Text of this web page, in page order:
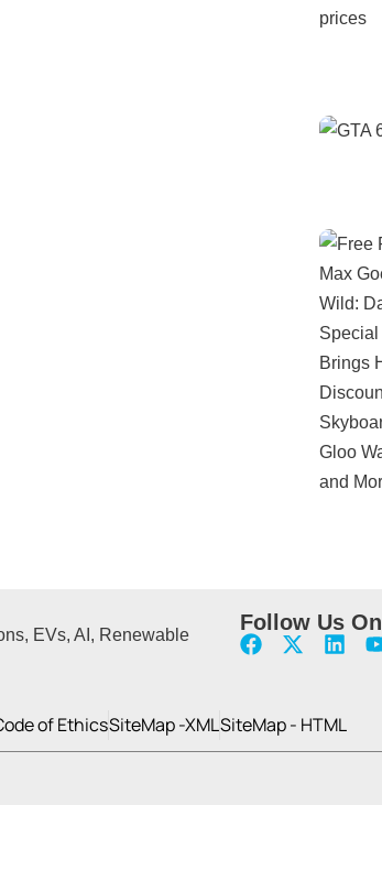
EVs, AI, Renewable
Follow Us On
of EthicsSiteMap -XMLSiteMap - HTML